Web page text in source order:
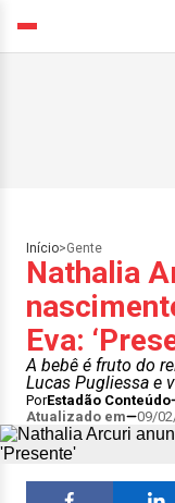
Início>Gente
Nathalia
Eva:
A bebê é fruto do
Lucas Pugliessa e
PorEstadão Conteúdo
Atualizado em
09/